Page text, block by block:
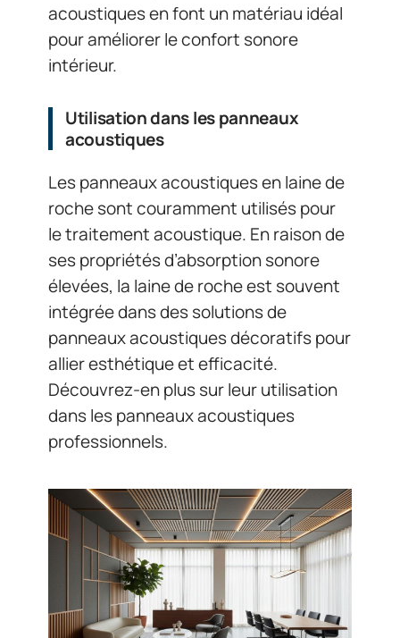
acoustiques en font un matériau idéal
pour améliorer le confort sonore
intérieur.
Utilisation dans les panneaux
acoustiques
Les panneaux acoustiques en laine de
roche sont couramment utilisés pour
le traitement acoustique. En raison de
ses propriétés d’absorption sonore
élevées, la laine de roche est souvent
intégrée dans des solutions de
panneaux acoustiques décoratifs pour
allier esthétique et efficacité.
Découvrez-en plus sur leur utilisation
dans les panneaux acoustiques
professionnels.